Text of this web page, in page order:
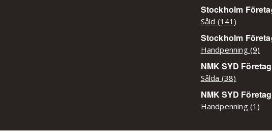
Stockholm
Såld (141)
Stockholm
Handpenning (9)
NMK SYD
Sålda (38)
NMK SYD
Handpenning (1)